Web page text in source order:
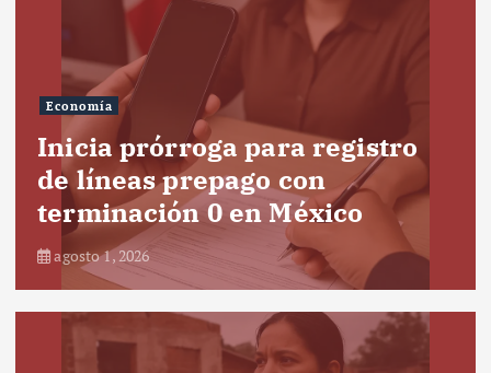
Economía
Inicia prórroga para registro
de líneas prepago con
terminación 0 en México
agosto 1, 2026